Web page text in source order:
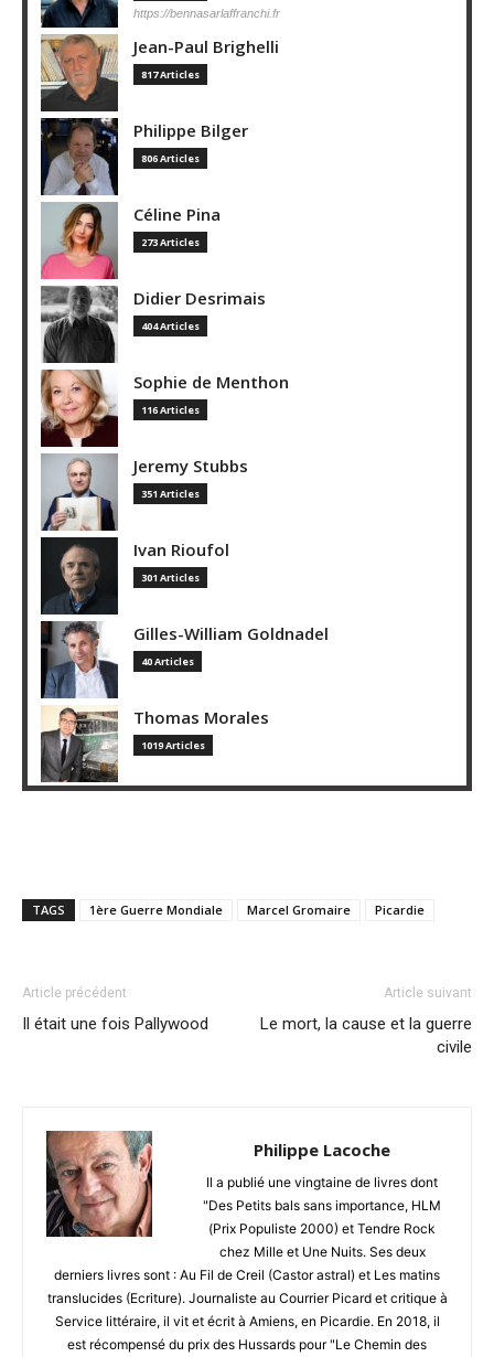
https://bennasarlaffranchi.fr
Jean-Paul Brighelli
817 Articles
Philippe Bilger
806 Articles
Céline Pina
273 Articles
Didier Desrimais
404 Articles
Sophie de Menthon
116 Articles
Jeremy Stubbs
351 Articles
Ivan Rioufol
301 Articles
Gilles-William Goldnadel
40 Articles
Thomas Morales
1019 Articles
TAGS 1ère Guerre Mondiale Marcel Gromaire Picardie
Article précédent
Il était une fois Pallywood
Article suivant
Le mort, la cause et la guerre
civile
Philippe Lacoche
Il a publié une vingtaine de livres dont
"Des Petits bals sans importance, HLM
(Prix Populiste 2000) et Tendre Rock
chez Mille et Une Nuits. Ses deux
derniers livres sont : Au Fil de Creil (Castor astral) et Les matins
translucides (Ecriture). Journaliste au Courrier Picard et critique à
Service littéraire, il vit et écrit à Amiens, en Picardie. En 2018, il
est récompensé du prix des Hussards pour "Le Chemin des